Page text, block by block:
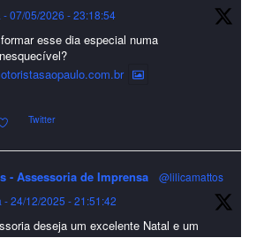
Brasileira de Fibras Artificiais e
na Revista Química e Derivados, na
global".
#EconomiaCircular #Abrafas
07/05/2026 - 23:18:54
esse dia especial numa
Twitter
- Assessoria de Imprensa
@lilicamattos
- 24/12/2025 - 21:51:42
deseja um excelente Natal e um